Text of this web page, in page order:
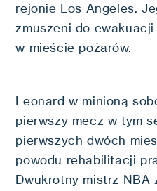
rejonie Los Angeles.
zmuszeni do
w mieście pożarów.
Leonard w minioną
pierwszy mecz w tym
pierwszych dwóch
powodu rehabilitacji
Dwukrotny mistrz NBA